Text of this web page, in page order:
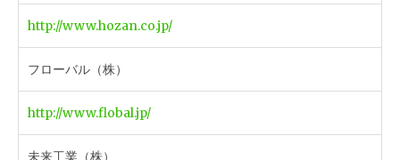
http://www.hozan.co.jp/
フローバル（株）
http://www.flobal.jp/
未来工業（株）